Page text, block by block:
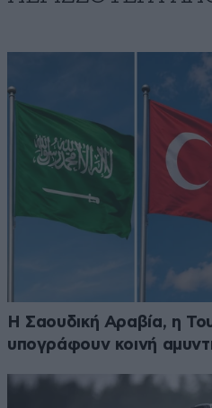
Η Σαουδική Αραβία, η
υπογράφουν κοινή